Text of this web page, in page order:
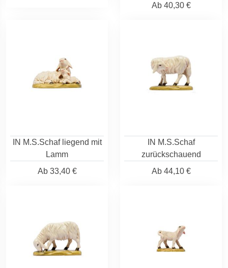
Ab40,30 €
IN M.S.Schaf liegend mit
Lamm
Ab33,40 €
IN M.S.Schaf
zurückschauend
Ab44,10 €